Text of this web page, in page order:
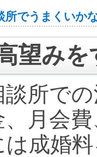
所でうまくいか
望みを
談所で
、月会
は成婚